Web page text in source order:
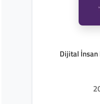
Dijital İnsan